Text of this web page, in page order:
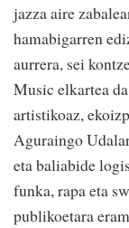
jazza aire
hamabigarren
aurrera, sei
Music elkartea
artistikoaz,
Aguraingo
eta baliabide
funka, rapa eta
publikoetara